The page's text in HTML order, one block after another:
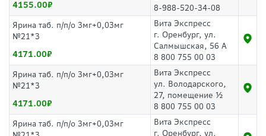
4155.00
8-988-520-34-08
Ярина таб. п/п/о 3мг+0,03мг
№21*3
4171.00
Вита Экспресс
г. Оренбург, ул.
Салмышская, 56 А
8 800 755 00 03
Ярина таб. п/п/о 3мг+0,03мг
№21*3
4171.00
Вита Экспресс
ул. Володарского,
27, помещение ½
8 800 755 00 03
Ярина таб. п/п/о 3мг+0,03мг
Вита Экспресс
г. Оренбург, ул.